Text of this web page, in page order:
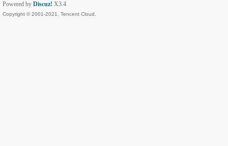
Powered by Discuz! X3.4
Copyright © 2001-2021, Tencent Cloud.